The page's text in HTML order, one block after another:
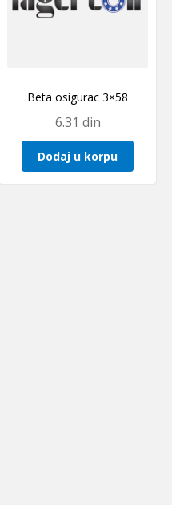
Beta osigurac 3×58
6.31 din
Dodaj u korpu